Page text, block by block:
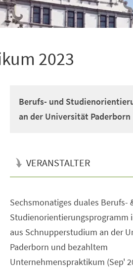
2023
Berufs- und
an der Universität Paderborn
VERANSTALTER
Sechsmonatiges duales Berufs-
Studienorientierungsprogramm
aus Schnupperstudium an der
Paderborn und bezahltem
Unternehmenspraktikum (Sep'